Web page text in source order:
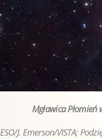
Mgławica
ESO/J. Emerson/VISTA;